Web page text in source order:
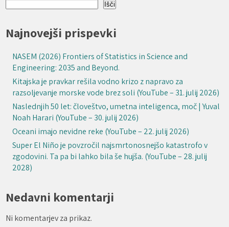
Išči
Najnovejši prispevki
NASEM (2026) Frontiers of Statistics in Science and
Engineering: 2035 and Beyond.
Kitajska je pravkar rešila vodno krizo z napravo za
razsoljevanje morske vode brez soli (YouTube – 31. julij 2026)
Naslednjih 50 let: človeštvo, umetna inteligenca, moč | Yuval
Noah Harari (YouTube – 30. julij 2026)
Oceani imajo nevidne reke (YouTube – 22. julij 2026)
Super El Niño je povzročil najsmrtonosnejšo katastrofo v
zgodovini. Ta pa bi lahko bila še hujša. (YouTube – 28. julij
2028)
Nedavni komentarji
Ni komentarjev za prikaz.